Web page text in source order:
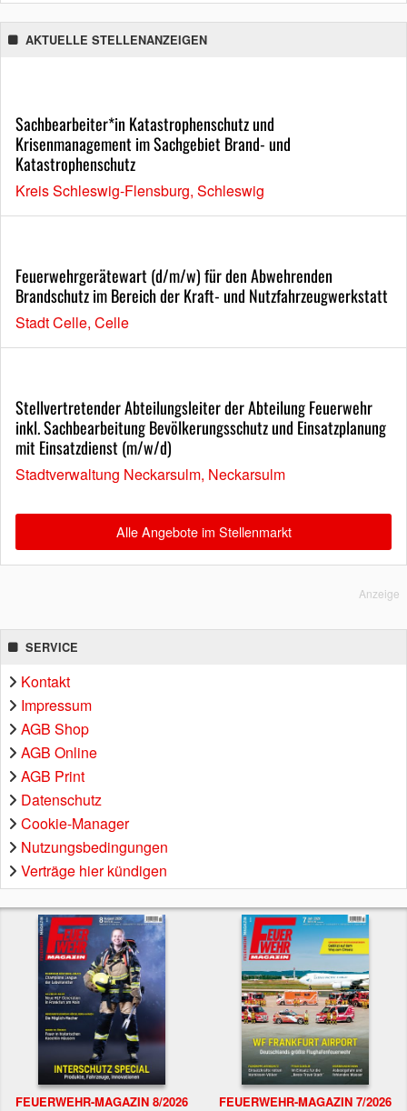
AKTUELLE STELLENANZEIGEN
Sachbearbeiter*in Katastrophenschutz und
Krisenmanagement im Sachgebiet Brand- und
Katastrophenschutz
Kreis Schleswig-Flensburg, Schleswig
Feuerwehrgerätewart (d/m/w) für den Abwehrenden
Brandschutz im Bereich der Kraft- und Nutzfahrzeugwerkstatt
Stadt Celle, Celle
Stellvertretender Abteilungsleiter der Abteilung Feuerwehr
inkl. Sachbearbeitung Bevölkerungsschutz und Einsatzplanung
mit Einsatzdienst (m/w/d)
Stadtverwaltung Neckarsulm, Neckarsulm
Alle Angebote im Stellenmarkt
Anzeige
SERVICE
Kontakt
Impressum
AGB Shop
AGB Online
AGB Print
Datenschutz
Cookie-Manager
Nutzungsbedingungen
Verträge hier kündigen
FEUERWEHR-MAGAZIN 8/2026 FEUERWEHR-MAGAZIN 7/2026